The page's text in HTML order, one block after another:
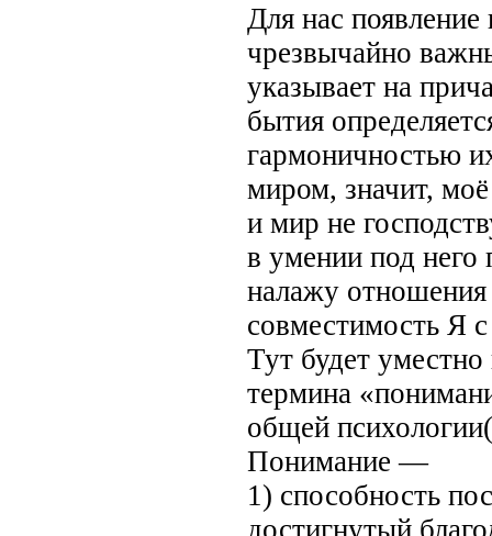
Для нас
чрезвычайно
указывает на
бытия
гармоничностью
миром, значит,
и мир не
в умении под него
налажу отношения
совместимость Я
Тут будет
термина
общей
Понимание —
1) способность
достигнутый